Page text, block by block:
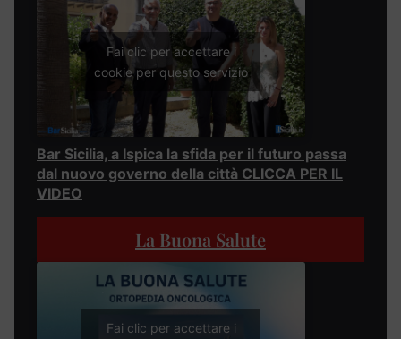
Fai clic per accettare i
cookie per questo servizio
Bar Sicilia, a Ispica la sfida per il futuro passa
dal nuovo governo della città CLICCA PER IL
VIDEO
La Buona Salute
Fai clic per accettare i